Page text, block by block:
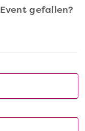
gefallen?